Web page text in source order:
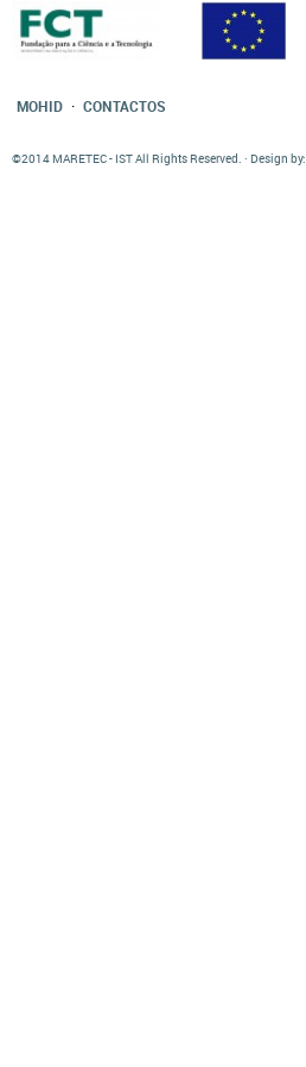
MOHID · CONTACTOS
©2014 MARETEC - IST All Rights Reserved. · Design by: